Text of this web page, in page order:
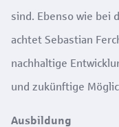
sind. Ebenso wie bei
achtet Sebastian
nachhaltige
und zukünftige
Ausbildung